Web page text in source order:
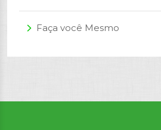
arrow_forward_ios Faça você Mesmo